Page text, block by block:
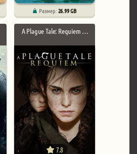
Размер:26.99 GB
A Plague Tale: Requiem …
7.8